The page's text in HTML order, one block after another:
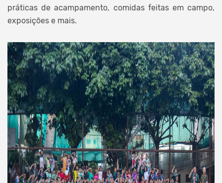
práticas de acampamento, comidas feitas em campo,
exposições e mais.